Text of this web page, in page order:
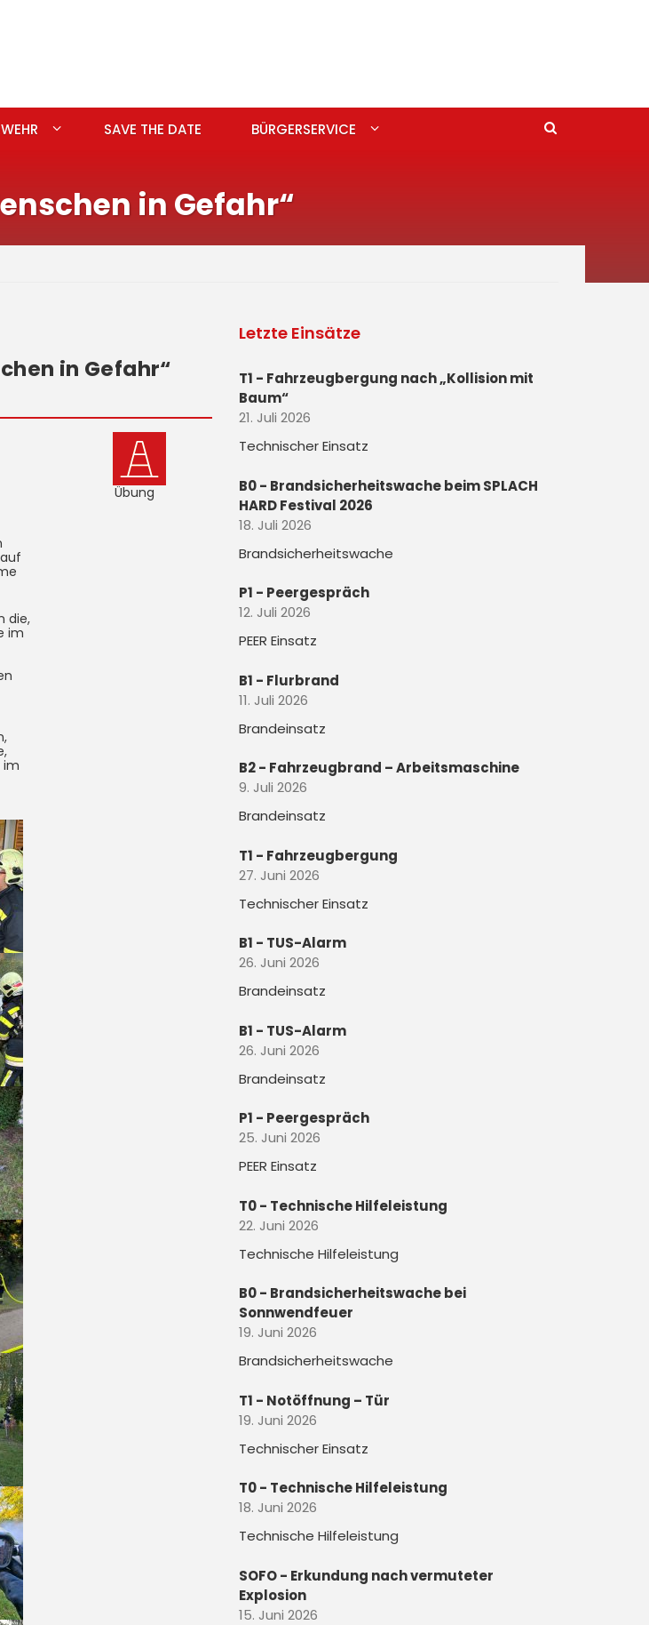
SAVE THE DATE BÜRGERSERVICE
in Gefahr“
in Gefahr“
die,
im
im
Übung
Letzte Einsätze
T1 - Fahrzeugbergung nach „Kollision mit
Baum“
21. Juli 2026
Technischer Einsatz
B0 - Brandsicherheitswache beim SPLACH
HARD Festival 2026
18. Juli 2026
Brandsicherheitswache
P1 - Peergespräch
12. Juli 2026
PEER Einsatz
B1 - Flurbrand
11. Juli 2026
Brandeinsatz
B2 - Fahrzeugbrand – Arbeitsmaschine
9. Juli 2026
Brandeinsatz
T1 - Fahrzeugbergung
27. Juni 2026
Technischer Einsatz
B1 - TUS-Alarm
26. Juni 2026
Brandeinsatz
B1 - TUS-Alarm
26. Juni 2026
Brandeinsatz
P1 - Peergespräch
25. Juni 2026
PEER Einsatz
T0 - Technische Hilfeleistung
22. Juni 2026
Technische Hilfeleistung
B0 - Brandsicherheitswache bei
Sonnwendfeuer
19. Juni 2026
Brandsicherheitswache
T1 - Notöffnung – Tür
19. Juni 2026
Technischer Einsatz
T0 - Technische Hilfeleistung
18. Juni 2026
Technische Hilfeleistung
SOFO - Erkundung nach vermuteter
Explosion
15. Juni 2026